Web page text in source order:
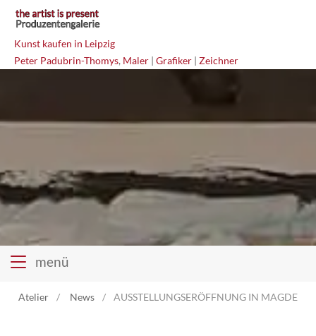
Kunst kaufen in Leipzig
Peter Padubrin-Thomys, Maler | Grafiker | Zeichner
menü
Atelier
Atelier News AUSSTELLUNGSERÖFFNUNG IN